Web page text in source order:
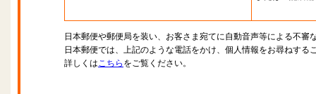
日本郵便や郵便局を装い、お客さま宛てに自動音声等による不審
日本郵便では、上記のような電話をかけ、個人情報をお尋ねする
詳しくはこちら をご覧ください。